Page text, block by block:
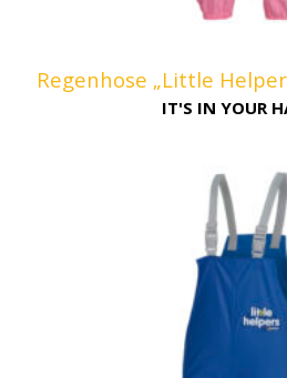
Regenhose „Little
IT'S IN YOUR